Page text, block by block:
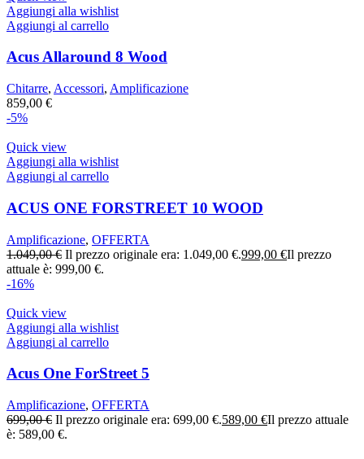
Aggiungi alla wishlist
Aggiungi al carrello
Acus Allaround 8 Wood
Chitarre, Accessori, Amplificazione
859,00 €
-5%
Quick view
Aggiungi alla wishlist
Aggiungi al carrello
ACUS ONE FORSTREET 10 WOOD
Amplificazione, OFFERTA
1.049,00€ Il prezzo originale era: 1.049,00 €.999,00 €Il prezzo
attuale è: 999,00 €.
-16%
Quick view
Aggiungi alla wishlist
Aggiungi al carrello
Acus One ForStreet 5
Amplificazione, OFFERTA
699,00€ Il prezzo originale era: 699,00 €.589,00 €Il prezzo attuale
è: 589,00 €.